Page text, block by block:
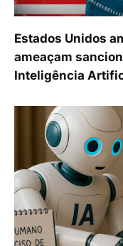
Estados Unidos
ameaçam
Inteligência